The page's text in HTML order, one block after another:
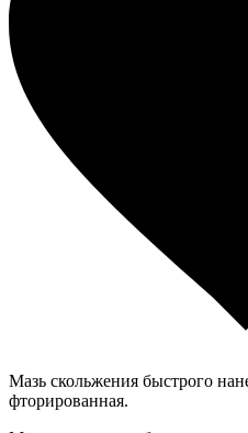
Мазь скольжения быстрого
фторированная.